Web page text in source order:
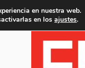
sector postal
en nuestra web.
en losajustes.